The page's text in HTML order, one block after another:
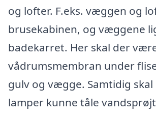
og lofter. F.eks. væggen og
brusekabinen, og væggene
badekarret. Her skal der
vådrumsmembran under
gulv og vægge. Samtidig
lamper kunne tåle